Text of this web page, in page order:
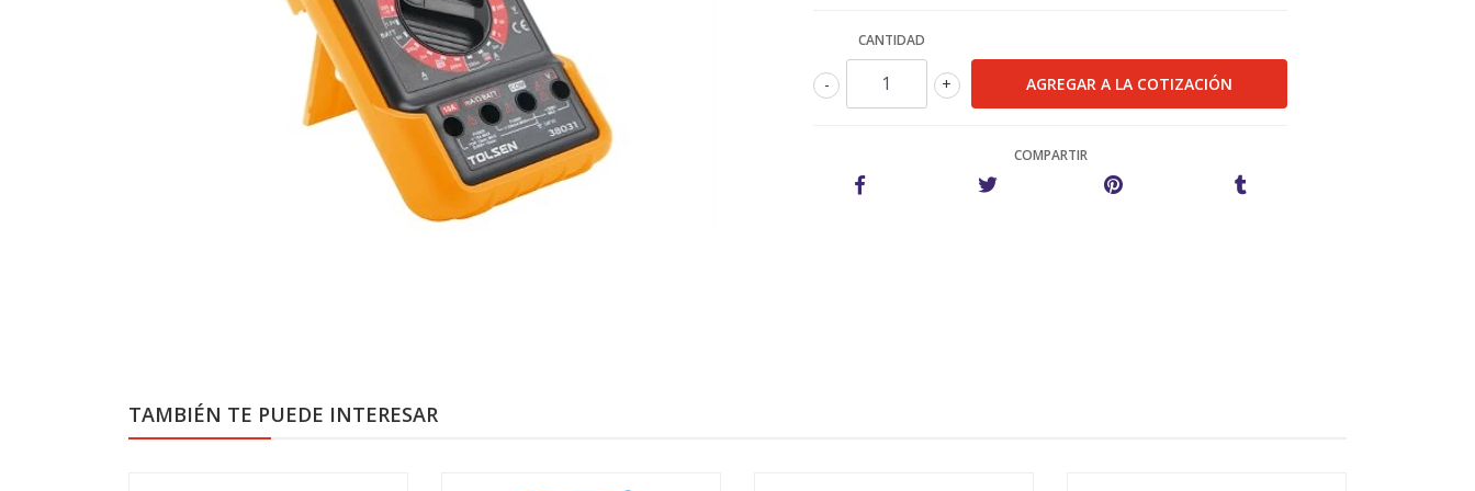
CANTIDAD
+
-
COMPARTIR
TAMBIÉN TE PUEDE INTERESAR